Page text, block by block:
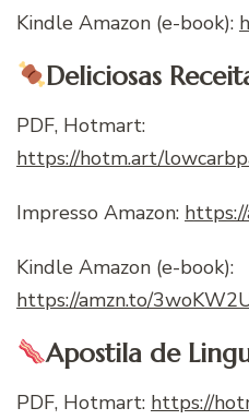
Kindle Amazon (e-book):
Deliciosas
PDF, Hotmart:
https://hotm.art/
Impresso Amazon:
Kindle Amazon (e-book):
https://amzn.to/
Apostila de
PDF, Hotmart: https://